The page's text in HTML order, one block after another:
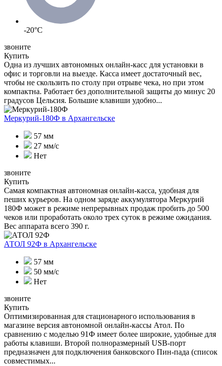
-20°C
звоните
Купить
Одна из лучших автономных онлайн-касс для установки в
офис и торговли на выезде. Касса имеет достаточный вес,
чтобы не скользить по столу при отрыве чека, но при этом
компактна. Работает без дополнительной защиты до минус 20
градусов Цельсия. Большие клавиши удобно...
Меркурий-180Ф в Архангельске
57 мм
27 мм/с
Нет
звоните
Купить
Самая компактная автономная онлайн-касса, удобная для
пеших курьеров. На одном заряде аккумулятора Меркурий
180Ф может в режиме непрерывных продаж пробить до 500
чеков или проработать около трех суток в режиме ожидания.
Вес аппарата всего 390 г.
АТОЛ 92Ф в Архангельске
57 мм
50 мм/с
Нет
звоните
Купить
Оптимизированная для стационарного использования в
магазине версия автономной онлайн-кассы Атол. По
сравнению с моделью 91Ф имеет более широкие, удобные для
работы клавиши. Второй полноразмерный USB-порт
предназначен для подключения банковского Пин-пада (список
совместимых...